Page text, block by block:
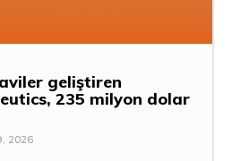
geliştiren
235 milyon dolar
2026